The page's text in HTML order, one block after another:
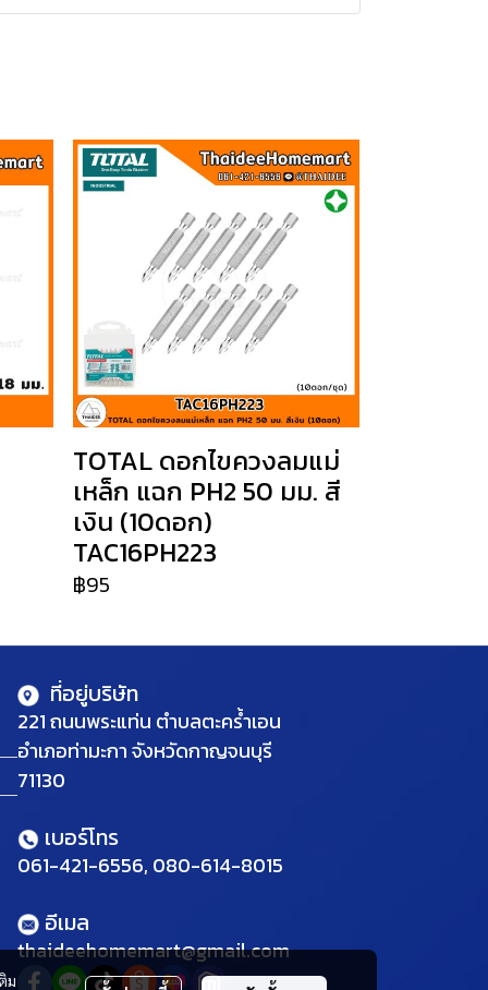
TOTAL ดอกไขควงลมแม่
เหล็ก แฉก PH2 50 มม. สี
เงิน (10ดอก)
TAC16PH223
฿95
ม
ที่อยู่บริษัท
221 ถนนพระแท่น ตำบลตะคร้ำเอน
อำเภอท่ามะกา จังหวัดกาญจนบุรี
71130
เบอร์โทร
061-421-6556, 080-614-8015
อีเมล
thaideehomemart@gmail.com